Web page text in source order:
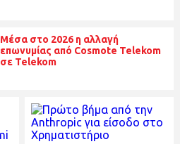
Μέσα στο 2026 η αλλαγή
επωνυμίας από Cosmote Telekom
σε Telekom